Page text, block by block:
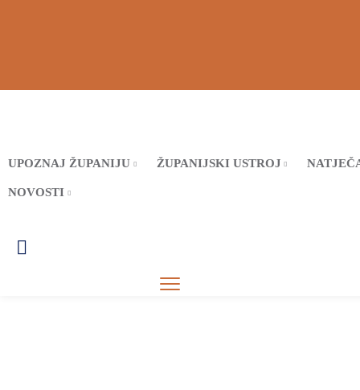
UPOZNAJ ŽUPANIJU ŽUPANIJSKI USTROJ
NOVOSTI